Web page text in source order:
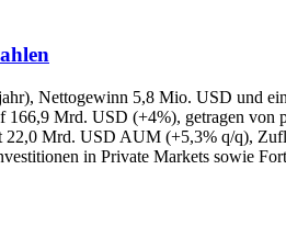
Nettogewinn 5,8 Mio. USD und
166,9 Mrd. USD (+4%), getragen
22,0 Mrd. USD AUM (+5,3% q/q),
in Private Markets sowie